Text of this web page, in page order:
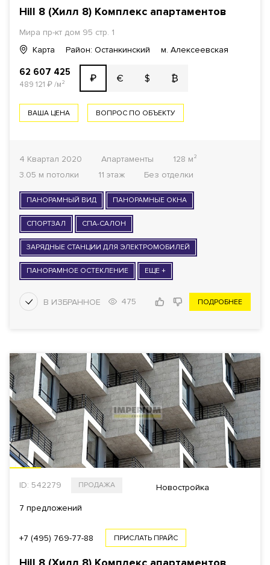
Hill 8 (Хилл 8) Комплекс апартаментов
Мира пр-кт дом 95 стр. 1
Карта
Район: Останкинский м. Алексеевская
62 607 425
489 121 ₽/м² ₽ € $ ₿
ВАША ЦЕНА ВОПРОС ПО ОБЪЕКТУ
4 Квартал 2020 Апартаменты
128 м²
3.05 м потолки
11 этаж Без отделки
ПАНОРАМНЫЙ ВИД ПАНОРАМНЫЕ ОКНА
СПОРТЗАЛ СПА-САЛОН
ЗАРЯДНЫЕ СТАНЦИИ ДЛЯ ЭЛЕКТРОМОБИЛЕЙ
ПАНОРАМНОЕ ОСТЕКЛЕНИЕ ЕЩЕ +
475 ПОДРОБНЕЕ
ID: 542279 ПРОДАЖА Новостройка
7 предложений
+7 (495) 769-77-88 ПРИСЛАТЬ ПРАЙС